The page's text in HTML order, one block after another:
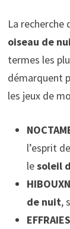
La
oiseau de
termes les
démarquent
les jeux de
l’esprit
lesoleil
de nuit,
EFFRAIES